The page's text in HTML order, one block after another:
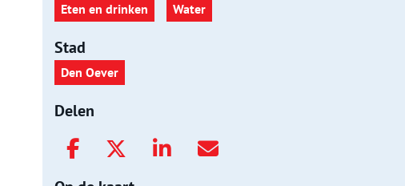
Eten en drinken Water
Stad
Den Oever
Delen